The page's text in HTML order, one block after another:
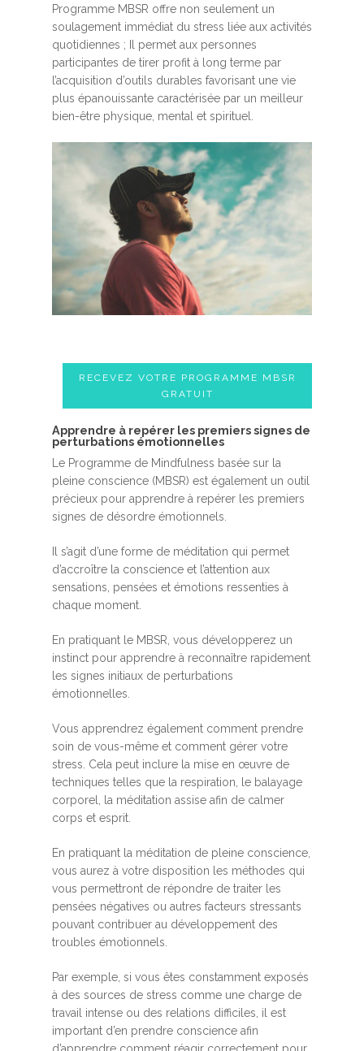
Programme MBSR offre non seulement un
soulagement immédiat du stress liée aux activités
quotidiennes ; Il permet aux personnes
participantes de tirer profit à long terme par
l’acquisition d’outils durables favorisant une vie
plus épanouissante caractérisée par un meilleur
bien-être physique, mental et spirituel.
RECEVEZ VOTRE PROGRAMME MBSR
GRATUIT
A​pprendre à repérer les premiers signes de
perturbations émotionnelles
Le Programme de Mindfulness basée sur la
pleine conscience (MBSR) est également un outil
précieux pour apprendre à repérer les premiers
signes de désordre émotionnels.
Il s’agit d’une forme de méditation qui permet
d’accroître la conscience et l’attention aux
sensations, pensées et émotions ressenties à
chaque moment.
En pratiquant le MBSR, vous développerez un
instinct pour apprendre à reconnaître rapidement
les signes initiaux de perturbations
émotionnelles.
Vous apprendrez également comment prendre
soin de vous-même et comment gérer votre
stress. Cela peut inclure la mise en œuvre de
techniques telles que la respiration, le balayage
corporel, la méditation assise afin de calmer
corps et esprit.
En pratiquant la méditation de pleine conscience,
vous aurez à votre disposition les méthodes qui
vous permettront de répondre de traiter les
pensées négatives ou autres facteurs stressants
pouvant contribuer au développement des
troubles émotionnels.
Par exemple, si vous êtes constamment exposés
à des sources de stress comme une charge de
travail intense ou des relations difficiles, il est
important d’en prendre conscience afin